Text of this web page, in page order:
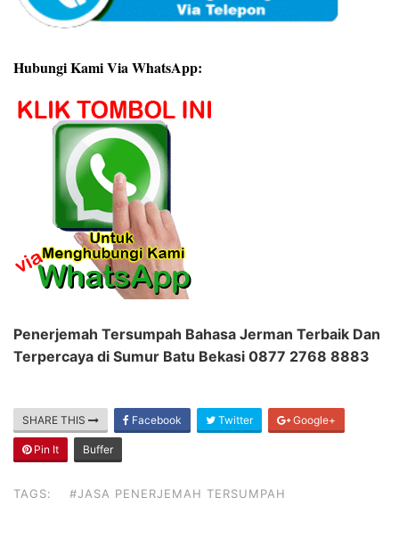
Hubungi Kami Via WhatsApp:
Penerjemah Tersumpah Bahasa Jerman Terbaik Dan
Terpercaya di Sumur Batu Bekasi 0877 2768 8883
SHARE THIS Facebook Twitter Google+
Pin It Buffer
TAGS: #JASA PENERJEMAH TERSUMPAH